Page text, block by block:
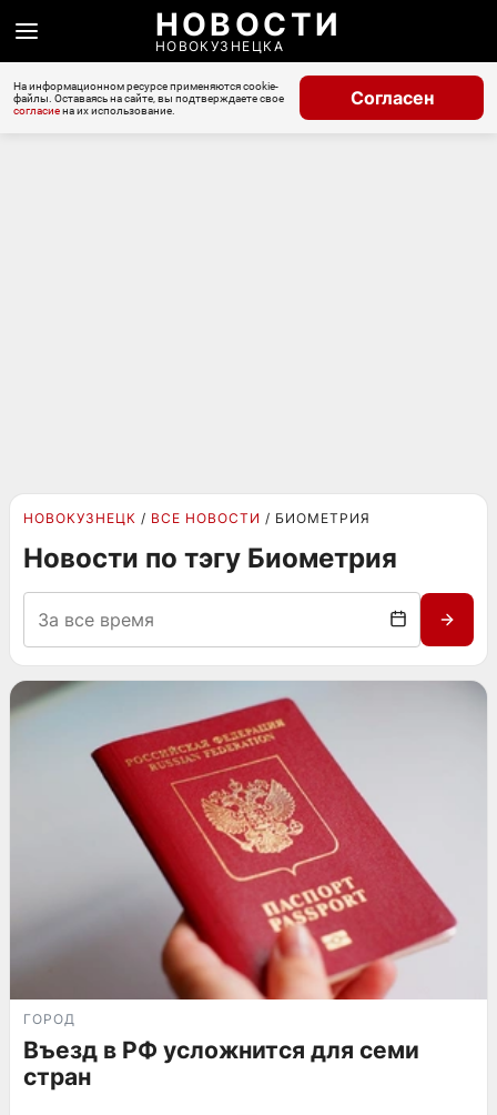
НОВОСТИ
НОВОКУЗНЕЦКА
На информационном ресурсе применяются cookie-
файлы. Оставаясь на сайте, вы подтверждаете свое
согласиена их использование.
Согласен
НОВОКУЗНЕЦК ВСЕ НОВОСТИ БИОМЕТРИЯ
Новости по тэгу Биометрия
ГОРОД
Въезд в РФ усложнится для семи
стран